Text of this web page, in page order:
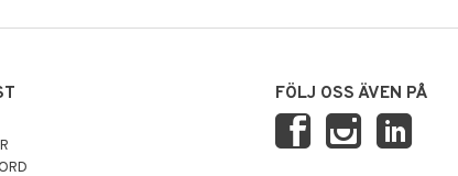
FÖLJ OSS ÄVEN PÅ